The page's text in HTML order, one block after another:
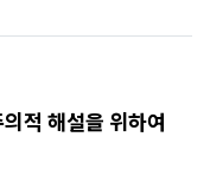
적 해설을 위하여